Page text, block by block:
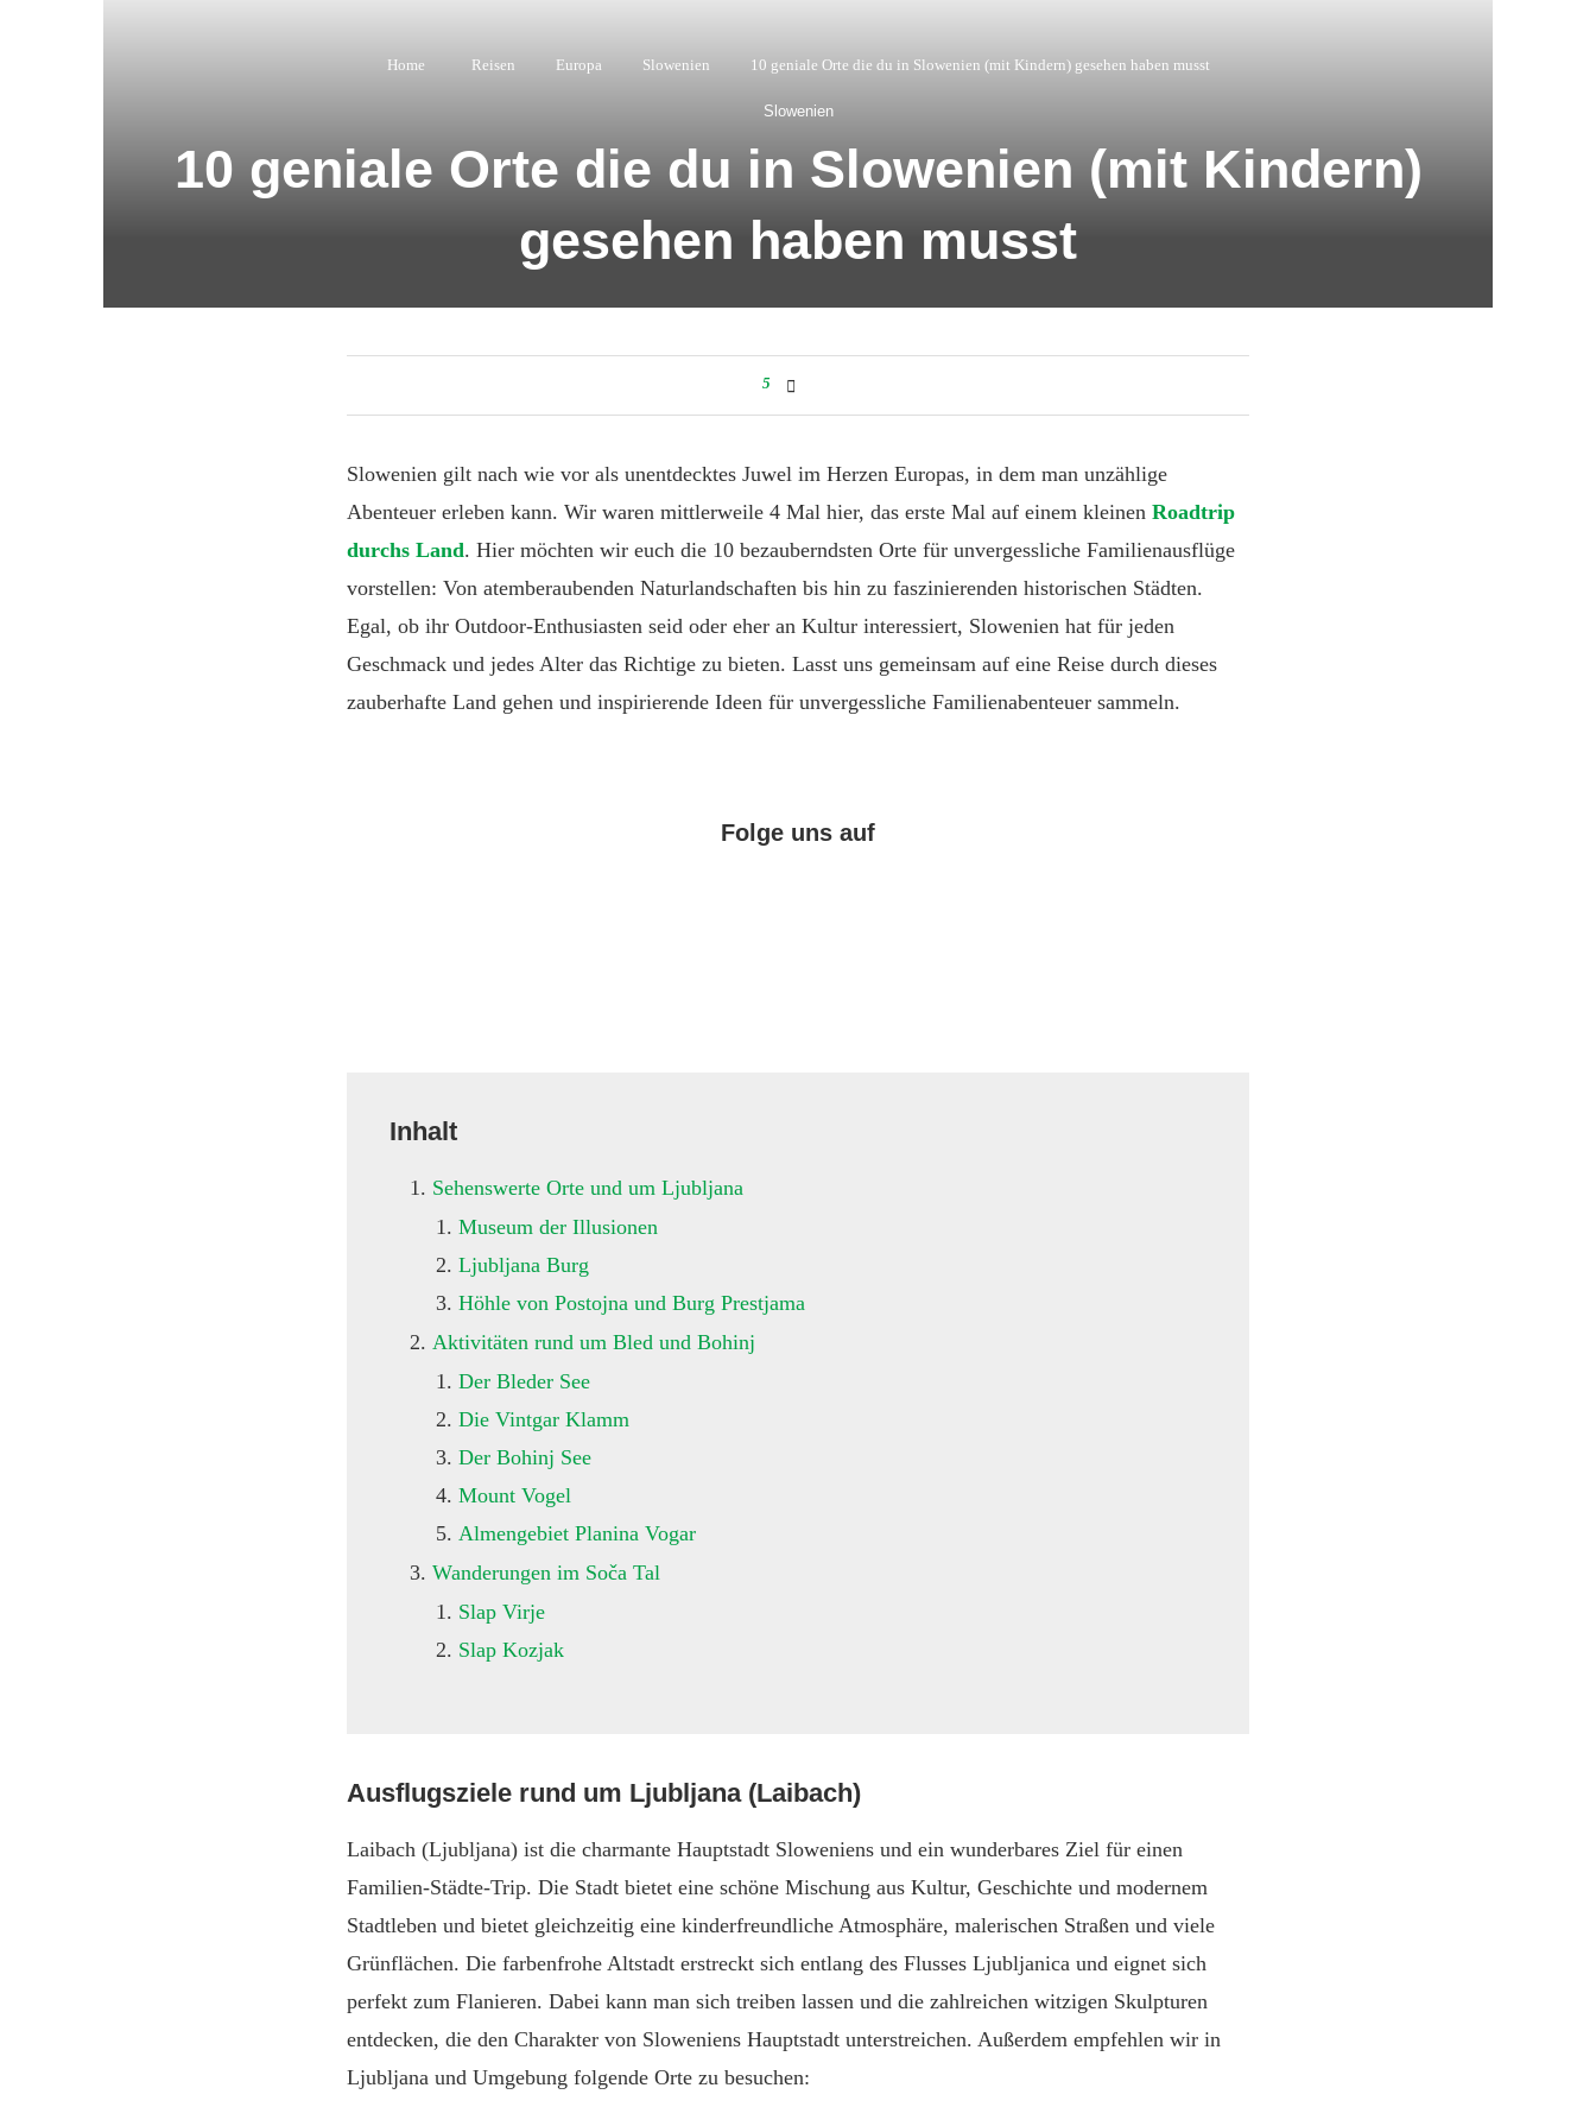
Home Reisen Europa Slowenien 10 geniale Orte die du in Slowenien (mit Kindern) gesehen haben musst
Slowenien
10 geniale Orte die du in Slowenien (mit Kindern)
gesehen haben musst
5
Slowenien gilt nach wie vor als unentdecktes Juwel im Herzen Europas, in dem man unzählige
Abenteuer erleben kann. Wir waren mittlerweile 4 Mal hier, das erste Mal auf einem kleinen Roadtrip
durchs Land. Hier möchten wir euch die 10 bezauberndsten Orte für unvergessliche Familienausflüge
vorstellen: Von atemberaubenden Naturlandschaften bis hin zu faszinierenden historischen Städten.
Egal, ob ihr Outdoor-Enthusiasten seid oder eher an Kultur interessiert, Slowenien hat für jeden
Geschmack und jedes Alter das Richtige zu bieten. Lasst uns gemeinsam auf eine Reise durch dieses
zauberhafte Land gehen und inspirierende Ideen für unvergessliche Familienabenteuer sammeln.
Folge uns auf
Inhalt
Sehenswerte Orte und um Ljubljana
Museum der Illusionen
Ljubljana Burg
Höhle von Postojna und Burg Prestjama
Aktivitäten rund um Bled und Bohinj
Der Bleder See
Die Vintgar Klamm
Der Bohinj See
Mount Vogel
Almengebiet Planina Vogar
Wanderungen im Soča Tal
Slap Virje
Slap Kozjak
Ausflugsziele rund um Ljubljana (Laibach)
Laibach (Ljubljana) ist die charmante Hauptstadt Sloweniens und ein wunderbares Ziel für einen
Familien-Städte-Trip. Die Stadt bietet eine schöne Mischung aus Kultur, Geschichte und modernem
Stadtleben und bietet gleichzeitig eine kinderfreundliche Atmosphäre, malerischen Straßen und viele
Grünflächen. Die farbenfrohe Altstadt erstreckt sich entlang des Flusses Ljubljanica und eignet sich
perfekt zum Flanieren. Dabei kann man sich treiben lassen und die zahlreichen witzigen Skulpturen
entdecken, die den Charakter von Sloweniens Hauptstadt unterstreichen. Außerdem empfehlen wir in
Ljubljana und Umgebung folgende Orte zu besuchen: